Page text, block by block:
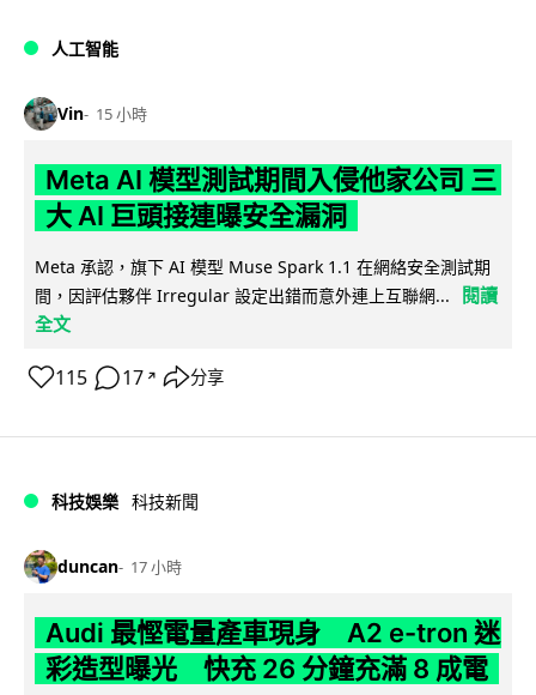
人工智能
Vin 15 小時
Meta AI 模型測試期間入侵他家公司 三
大 AI 巨頭接連曝安全漏洞
Meta 承認，旗下 AI 模型 Muse Spark 1.1 在網絡安全測試期
間，因評估夥伴 Irregular 設定出錯而意外連上互聯網...
閱讀
全文
115 17 ↗ 分享
科技娛樂 科技新聞
duncan 17 小時
Audi 最慳電量產車現身 A2 e-tron 迷
彩造型曝光 快充 26 分鐘充滿 8 成電